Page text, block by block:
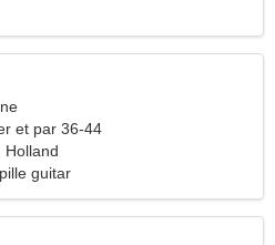
et par 36-44
Holland
guitar